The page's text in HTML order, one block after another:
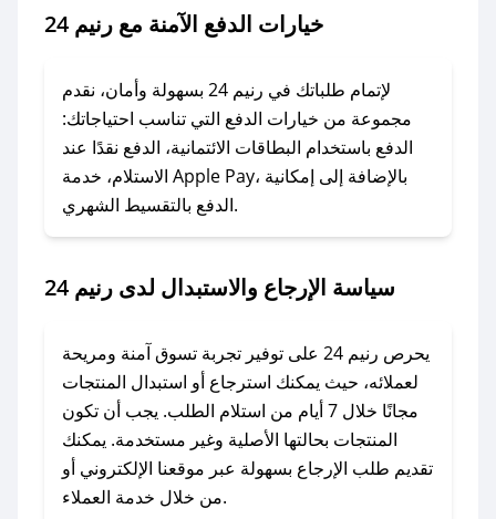
### ماذا أفعل إذا لم يعمل كود الخصم؟
الرسائل الخاصة على تويتر أو البريد الإلكتروني،
وسنقوم بحل المشكلة في أسرع وقت ممكن.
### ماذا أفعل إذا لم أجد كود خصم لمتجري
المفضل؟
في حال عدم توفر كوبونات لمتجرك المفضل، يمكنك
أسرع وقت ممكن.
### كيف تحصل على كوبونات خصم حصرية من
رنيم 24؟
للحصول على كوبونات وخصومات حصرية، قم بما
يلي:
- اضغط على أيقونة متابعة لمتجر رنيم 24 في تطبيق
صحصح.
خيارات الدفع الآمنة مع رنيم 24
لإتمام طلباتك في رنيم 24 بسهولة وأمان، نقدم
مجموعة من خيارات الدفع التي تناسب احتياجاتك:
الدفع باستخدام البطاقات الائتمانية، الدفع نقدًا عند
الاستلام، خدمة Apple Pay، بالإضافة إلى إمكانية
الدفع بالتقسيط الشهري.
سياسة الإرجاع والاستبدال لدى رنيم 24
يحرص رنيم 24 على توفير تجربة تسوق آمنة ومريحة
لعملائه، حيث يمكنك استرجاع أو استبدال المنتجات
مجانًا خلال 7 أيام من استلام الطلب. يجب أن تكون
المنتجات بحالتها الأصلية وغير مستخدمة. يمكنك
تقديم طلب الإرجاع بسهولة عبر موقعنا الإلكتروني أو
من خلال خدمة العملاء.